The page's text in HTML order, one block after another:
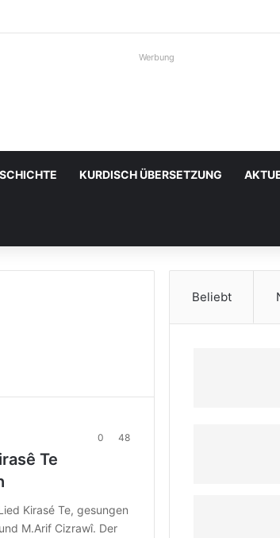
Werbung
KURDISCH ÜBERSETZUNG
0 48
Te
Kirasé Te, gesungen
M.Arif Cizrawî. Der
Beliebt